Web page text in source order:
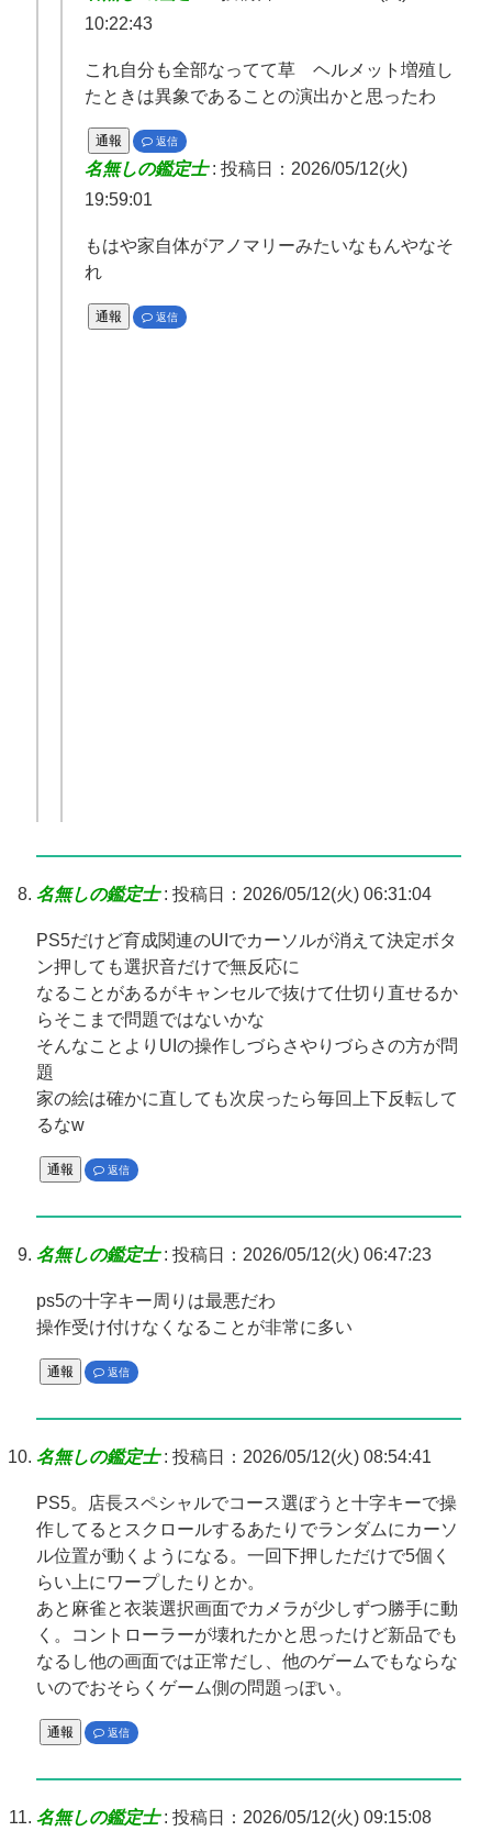
10:22:43
これ自分も全部なってて草 ヘルメット増殖し
たときは異象であることの演出かと思ったわ
通報 返信
名無しの鑑定士: 投稿日：2026/05/12(火)
19:59:01
もはや家自体がアノマリーみたいなもんやなそ
れ
通報 返信
名無しの鑑定士: 投稿日：2026/05/12(火) 06:31:04
PS5だけど育成関連のUIでカーソルが消えて決定ボタ
ン押しても選択音だけで無反応に
なることがあるがキャンセルで抜けて仕切り直せるか
らそこまで問題ではないかな
そんなことよりUIの操作しづらさやりづらさの方が問
題
家の絵は確かに直しても次戻ったら毎回上下反転して
るなw
通報 返信
名無しの鑑定士: 投稿日：2026/05/12(火) 06:47:23
ps5の十字キー周りは最悪だわ
操作受け付けなくなることが非常に多い
通報 返信
名無しの鑑定士: 投稿日：2026/05/12(火) 08:54:41
PS5。店長スペシャルでコース選ぼうと十字キーで操
作してるとスクロールするあたりでランダムにカーソ
ル位置が動くようになる。一回下押しただけで5個く
らい上にワープしたりとか。
あと麻雀と衣装選択画面でカメラが少しずつ勝手に動
く。コントローラーが壊れたかと思ったけど新品でも
なるし他の画面では正常だし、他のゲームでもならな
いのでおそらくゲーム側の問題っぽい。
通報 返信
名無しの鑑定士: 投稿日：2026/05/12(火) 09:15:08